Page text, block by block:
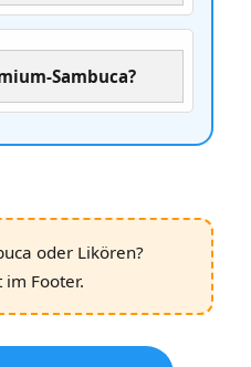
oder Likören?
Footer.